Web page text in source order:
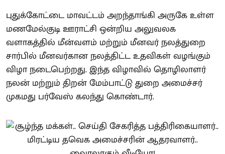
புதுக்கோட்டை மாவட்டம் அறந்தாங்கி அருகே உள்ள
மணமேல்குடி ஊராட்சி ஒன்றிய அலுவலக
வளாகத்தில் மீன்வளம் மற்றும் மீனவர் நலத்துறை
சார்பில் மீனவர்கான நலத்திட்ட உதவிகள் வழங்கும்
விழா நடைபெற்றது. இந்த விழாவில் தொழிலாளர்
நலன் மற்றும் திறன் மேம்பாட்டு துறை அமைச்சர்
முகமது பர்வேஸ் கலந்து கொண்டார்.